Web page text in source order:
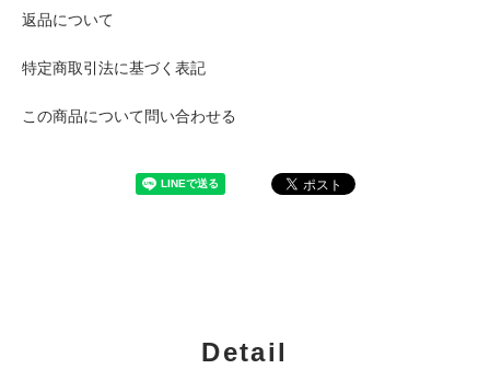
返品について
特定商取引法に基づく表記
この商品について問い合わせる
Detail